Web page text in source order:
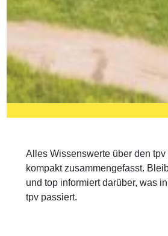
Alles Wissenswerte über den
kompakt zusammengefasst.
und top informiert darüber, was
tpv passiert.